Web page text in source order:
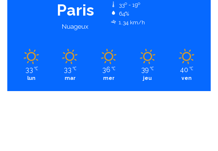
Paris
Nuageux
33º - 19º
64%
1.34 km/h
33 ℃
lun
33 ℃
mar
36 ℃
mer
39 ℃
jeu
40 ℃
ven